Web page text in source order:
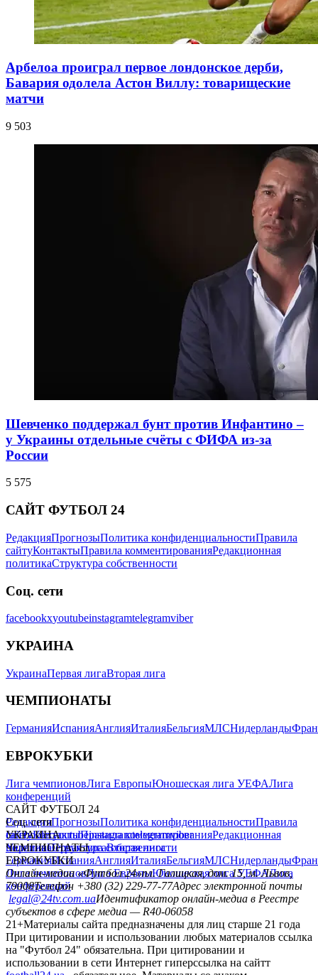
Арбелоа проиграл первое лондонское дерби,
Бавария одолела Астон Виллу: товарищеские
матчи
9 503
Шевченко поддержал бунт против Инфантино –
у Украины отдельные счёты с ФИФА из-за
России
5 575
САЙТ ФУТБОЛ 24
РедакцияПрогнозыПолитика конфиденциальностиПравила
сайтуКонтактыПравила комментированияРедакционная
политикаСтруктура собственности
Соц. сети
facebookxyoutubeinstagramtelegramviber
УКРАИНА
УкраинаПервая лигаВторая лига
ЧЕМПИОНАТЫ
ГерманияИспанияАнглияИталияБельгияМЛСНидерланды
ЕВРОКУБКИ
Лига чемпионовЛига ЕвропыЮношеская лига УЕФАЛига
конференций
САЙТ ФУТБОЛ 24
РедакцияПрогнозыПолитика конфиденциальностиПравила
сайтуКонтактыПравила комментированияРедакционная
политикаСтруктура собственности
Соц. сети
facebookxyoutubeinstagramtelegramviber
УКРАИНА
УкраинаПервая лигаВторая лига
ЧЕМПИОНАТЫ
ГерманияИспанияАнглияИталияБельгияМЛСНидерланды
ЕВРОКУБКИ
Лига чемпионовЛига ЕвропыЮношеская лига УЕФАЛига
конференций
Онлайн-медиа «Футбол 24»пл. Галицкая, дом. 15, м. Львов,
79008Телефон +380 (32) 229-77-77Адрес электронной почты
legal@24tv.com.uaИдентификатор онлайн-медиа в Реестре
субъектов в сфере медиа — R40-06058
21+Материалы сайта предназначены для лиц старше 21 года
При цитировании и использовании любых материалов ссылка
на "Футбол 24" обязательна. При цитировании и
использовании в сети Интернет гиперссылка на сайтт